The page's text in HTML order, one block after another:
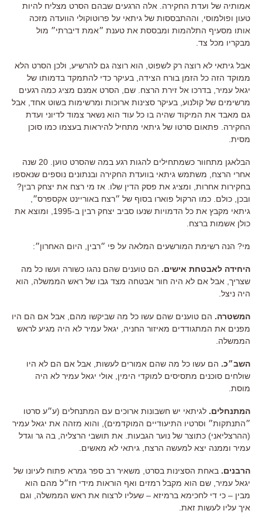
אמותיה של ועדת החקירה. אלה הרגעים שבהם הסרט מצליח להיות
טעון ופולמוסי, וההתבססות של גיתאי על פרוטוקולי הוועדה מזכה
אותו מסעיף התלהמות ומבססת את טענת ״אמת דיברתי״ מול
מבקריו מכל צד.
אבל גיתאי לא רוצה רק לשפוט, הוא רוצה גם להרשיע, ולכן הסרט הלא
ממוקד הזה כל הזמן בורח הצידה, בעיקר כדי להתמקד בדמותו של
יגאל עמיר, בדרכו אל זירת הרצח. שם, הסרט אמנם מציג כמה רגעים
מרשימים של קולנוע, בעיקר סצינות ארוכות ומרשימות בשוט אחד, אבל
גם מאבד את המיקוד שהיה בו כל עוד הוא נשאר צמוד לדיוני ועדת
החקירה. פתאום סרטו של גיתאי מתחיל להיראות בעצמו כמו סוכן
מסית.
הבלאגן מתחוור כשמתחילים להגות רגע במה שהסרט טוען. 20 שנה
אחרי הרצח, משתמש גיתאי בוועדת החקירה ובנתונים נוספים שנאספו
בחקירות אחרות, ומציג את פסק הדין שלו. אז מי רצח את יצחק רבין?
ובכן, כולם. כמו הרקול פוארו בסוף של ״רצח באוריינט אקספרס״,
גיתאי מקבץ את כל הדמויות שנעו סביב יצחק רבין ב-1995, ומוצא את
כולן אשמות ברצח.
מי? הנה רשימת המורשעים המלאה על פי ״רבין, היום האחרון״:
היחידה לאבטחת אישים. הם טוענים שהם נהגו כשורה ועשו כל מה
שצריך, אבל אם לא היה חור אבטחה מצד גבו של ראש הממשלה, הוא
היה ניצל.
המשטרה. הם טוענים שהם עשו כל מה שביקשו מהם, אבל אם הם היו
מפנים את המתגודדים מאיזור החניה, יגאל עמיר לא היה מגיע לראש
הממשלה.
השב״כ. הם עשו כל מה שהם אמורים לעשות, אבל אם הם לא היו
שולחים סוכנים מתסיסים למוקדי הימין, אולי יגאל עמיר לא היה
מוסת.
המתנחלים. לגיתאי יש חשבונות ארוכים עם המתנחלים (ע״ע סרטו
״התנתקות״ וסרטיו התיעודיים המוקדמים), והוא מזהה את יגאל עמיר
(ההרצליאני) כתוצר של נוער הגבעות. את תושבי הרצליה, בה גר וגדל
עמיר וממנה יצא למעשה הרצח, גיתאי לא מאשים.
הרבנים. באחת הסצינות בסרט, משאיר רב ספר גמרא פתוח לעיונו של
יגאל עמיר, שם הוא מקבל רמזים ואף הוראות מידי חז״ל מהם הוא
מבין – כי די לחכימא ברמיזא – שעליו לרצוח את ראש הממשלה, וגם
איך עליו לעשות זאת.